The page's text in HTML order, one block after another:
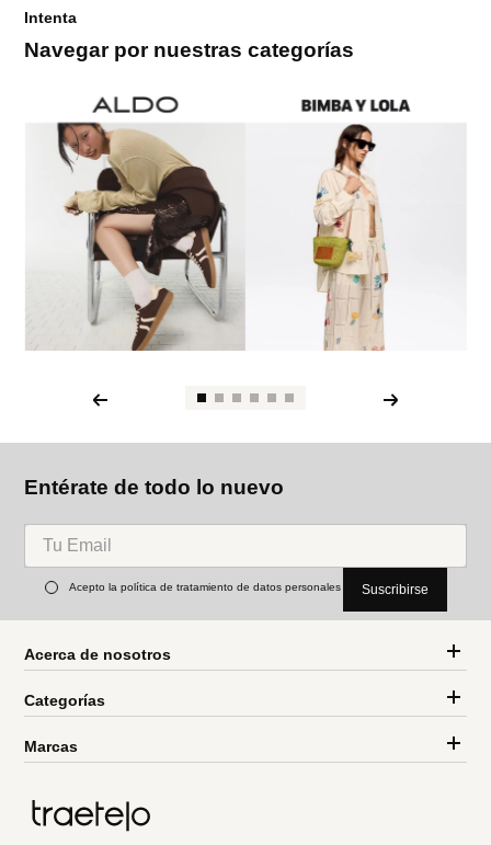
Intenta
Navegar por nuestras categorías
Entérate de todo lo nuevo
Acepto la política de tratamiento de datos personales Suscribirse
Acerca de nosotros
Categorías
Marcas